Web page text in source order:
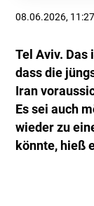
08.06.2026,
Tel Aviv.
dass die
Iran
Es sei auch
wieder zu
könnte, hieß